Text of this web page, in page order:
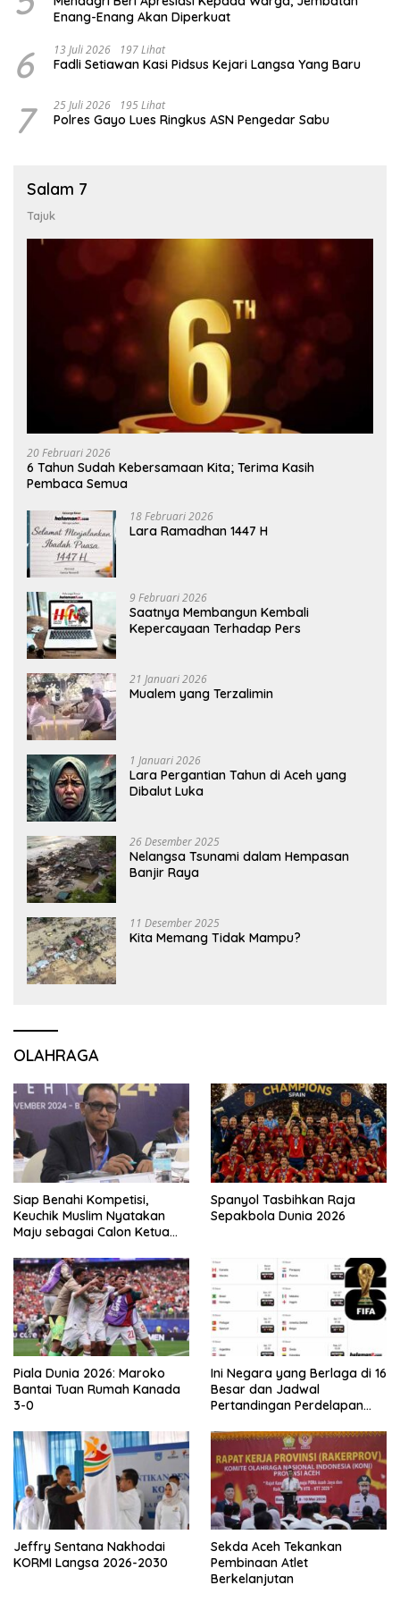
Enang-Enang Akan Diperkuat
6 13 Juli 2026 197 Lihat
Fadli Setiawan Kasi Pidsus Kejari Langsa Yang Baru
7 25 Juli 2026 195 Lihat
Polres Gayo Lues Ringkus ASN Pengedar Sabu
Salam 7
Tajuk
20 Februari 2026
6 Tahun Sudah Kebersamaan Kita; Terima Kasih
Pembaca Semua
18 Februari 2026
Lara Ramadhan 1447 H
9 Februari 2026
Saatnya Membangun Kembali
Kepercayaan Terhadap Pers
21 Januari 2026
Mualem yang Terzalimin
1 Januari 2026
Lara Pergantian Tahun di Aceh yang
Dibalut Luka
26 Desember 2025
Nelangsa Tsunami dalam Hempasan
Banjir Raya
11 Desember 2025
Kita Memang Tidak Mampu?
OLAHRAGA
Siap Benahi Kompetisi,
Keuchik Muslim Nyatakan
Maju sebagai Calon Ketua
Spanyol Tasbihkan Raja
Sepakbola Dunia 2026
Piala Dunia 2026: Maroko
Bantai Tuan Rumah Kanada
3-0
Ini Negara yang Berlaga di 16
Besar dan Jadwal
Pertandingan Perdelapan
Jeffry Sentana Nakhodai
KORMI Langsa 2026-2030
Sekda Aceh Tekankan
Pembinaan Atlet
Berkelanjutan